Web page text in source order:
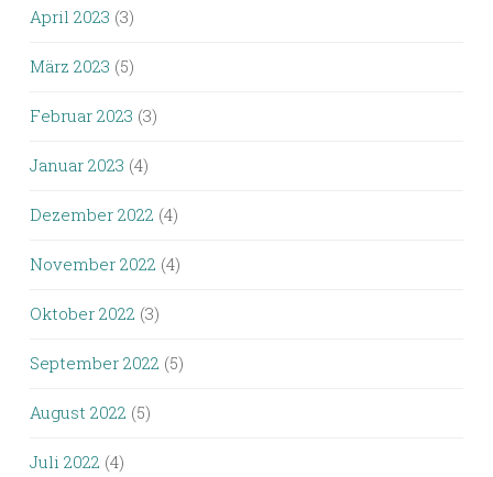
April 2023 (3)
März 2023 (5)
Februar 2023 (3)
Januar 2023 (4)
Dezember 2022 (4)
November 2022 (4)
Oktober 2022 (3)
September 2022 (5)
August 2022 (5)
Juli 2022 (4)